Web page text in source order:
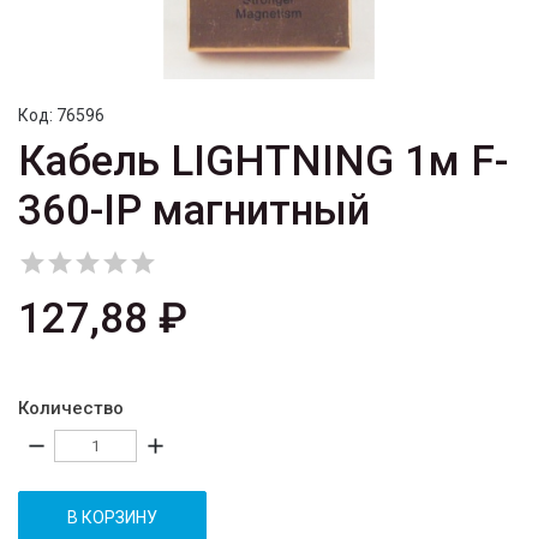
Код: 76596
Кабель LIGHTNING 1м F-
360-IP магнитный

127,88 ₽
Количество
remove add
В КОРЗИНУ